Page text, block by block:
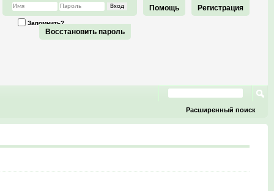
Регистрация
Помощь
Запомнить?
Восстановить пароль
Расширенный поиск